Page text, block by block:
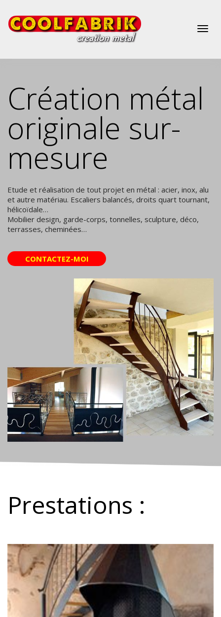
Création métal
originale sur-
mesure
Etude et réalisation de tout projet en métal : acier, inox, alu
et autre matériau. Escaliers balancés, droits quart tournant,
hélicoïdale…
Mobilier design, garde-corps, tonnelles, sculpture, déco,
terrasses, cheminées…
CONTACTEZ-MOI
Prestations :